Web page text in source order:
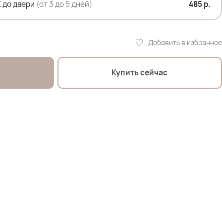
89 см
105см; ОТ- 85см; ОБ- 114см-
двери (от 3 до 5 дней) 485 р.
Добавить в избранное
Купить сейчас